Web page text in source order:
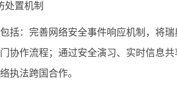
处置机制
括：完善网络安全事件响应机制，将
协作流程；通过安全演习、实时信息
执法跨国合作。